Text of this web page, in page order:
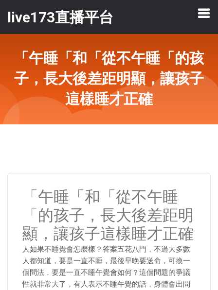
live173直播平台
「午睡「和「從不午睡「的孩
子，長大後差距明顯，讓孩子
這樣睡才正確
「午睡「和「從不午睡
「的孩子，長大後差距明
顯，讓孩子這樣睡才正確
人如果不睡覺會怎麼樣？答案五花八門，不過大多數
人都知道，要是一直不睡，最後早晚要送命，可換一
個問法，要是一直不睡午覺會如何？這個問題的爭議
性就非常大了，有人表示不睡午覺的話，身體會出問